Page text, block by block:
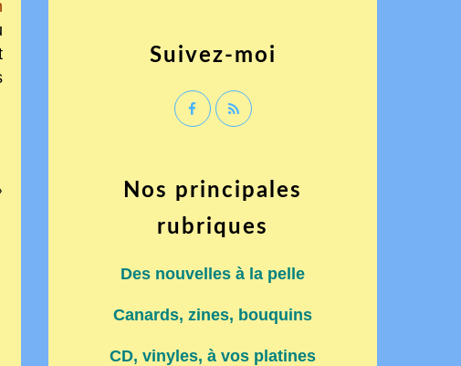
Suivez-moi
Nos principales
rubriques
Des nouvelles à la pelle
Canards, zines, bouquins
CD, vinyles, à vos platines